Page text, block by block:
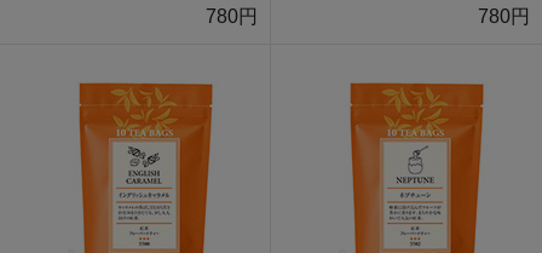
780円
780円